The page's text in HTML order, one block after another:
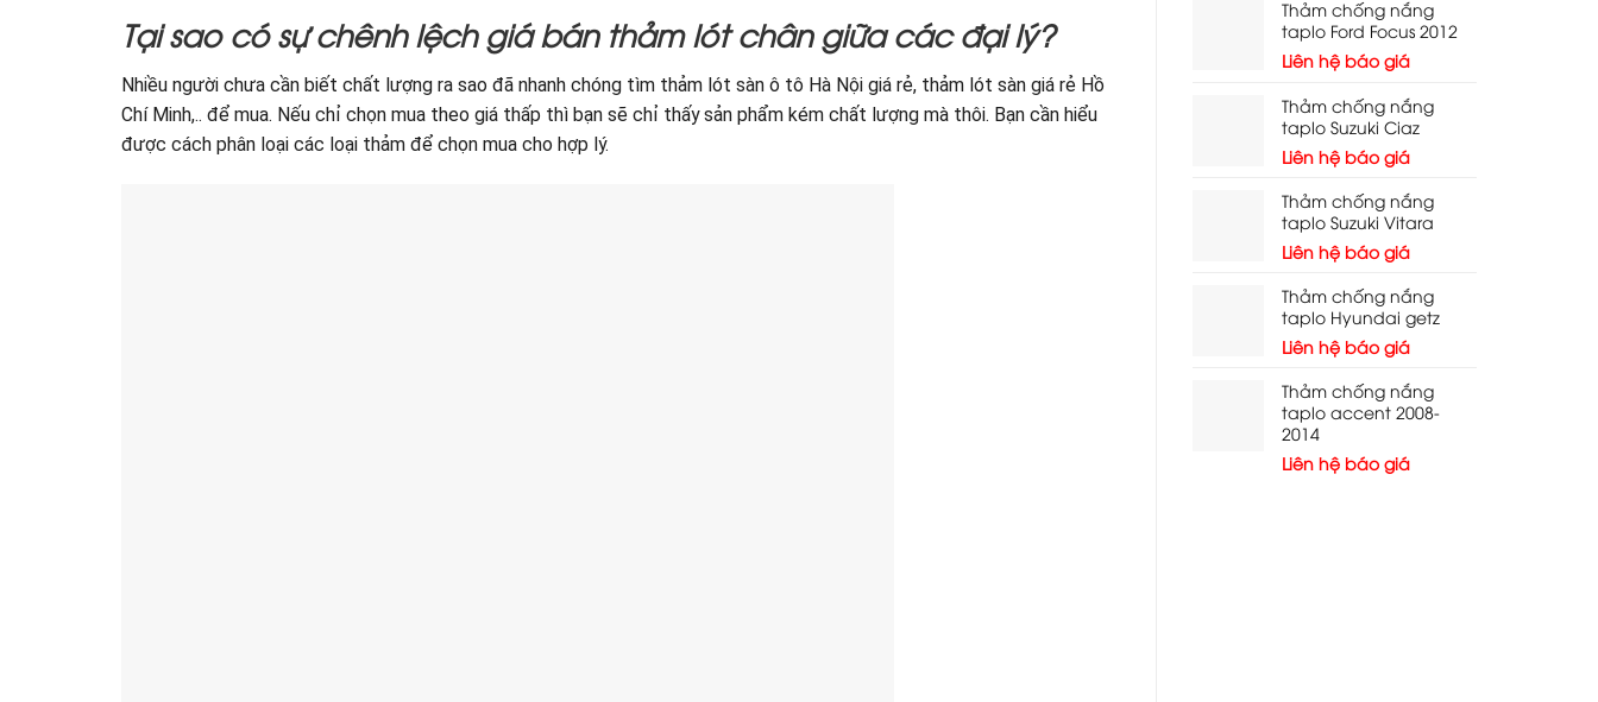
Tại sao có sự chênh lệch giá bán thảm lót chân giữa các đại lý?
Nhiều người chưa cần biết chất lượng ra sao đã nhanh chóng tìm thảm lót sàn ô tô Hà Nội giá rẻ, thảm lót sàn giá rẻ Hồ
Chí Minh,.. để mua. Nếu chỉ chọn mua theo giá thấp thì bạn sẽ chỉ thấy sản phẩm kém chất lượng mà thôi. Bạn cần hiểu
được cách phân loại các loại thảm để chọn mua cho hợp lý.
Thảm chống nắng
taplo Ford Focus 2012
Liên hệ báo giá
Thảm chống nắng
taplo Suzuki Ciaz
Liên hệ báo giá
Thảm chống nắng
taplo Suzuki Vitara
Liên hệ báo giá
Thảm chống nắng
taplo Hyundai getz
Liên hệ báo giá
Thảm chống nắng
taplo accent 2008-
2014
Liên hệ báo giá